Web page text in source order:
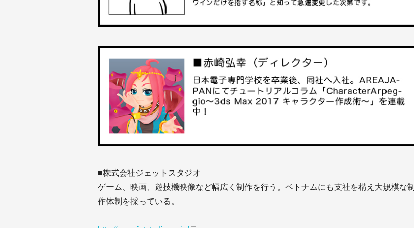
■株式会社ジェットスタジオ
ゲーム、映画、遊技機映像など幅広く制作を行う。ベトナムにも支社を構え大規模な制
作体制を採っている。